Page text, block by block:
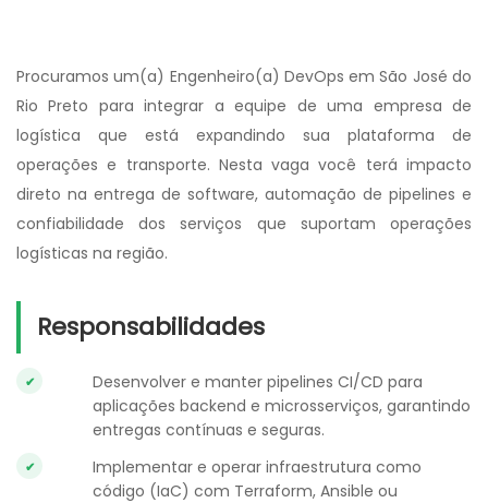
Procuramos um(a) Engenheiro(a) DevOps em São José do
Rio Preto para integrar a equipe de uma empresa de
logística que está expandindo sua plataforma de
operações e transporte. Nesta vaga você terá impacto
direto na entrega de software, automação de pipelines e
confiabilidade dos serviços que suportam operações
logísticas na região.
Responsabilidades
Desenvolver e manter pipelines CI/CD para
aplicações backend e microsserviços, garantindo
entregas contínuas e seguras.
Implementar e operar infraestrutura como
código (IaC) com Terraform, Ansible ou